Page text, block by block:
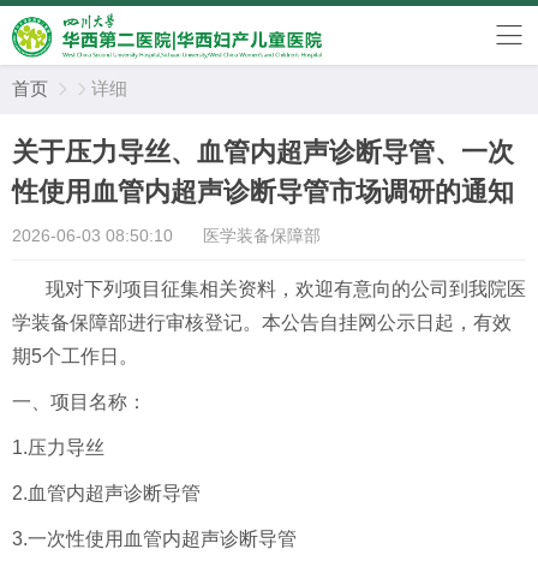
首页   详细
关于压力导丝、血管内超声诊断导管、一次
性使用血管内超声诊断导管市场调研的通知
2026-06-03 08:50:10 医学装备保障部
现对下列项目征集相关资料，欢迎有意向的公司到我院医
学装备保障部进行审核登记。本公告自挂网公示日起，有效
期5个工作日。
一、项目名称：
1.压力导丝
2.血管内超声诊断导管
3.一次性使用血管内超声诊断导管